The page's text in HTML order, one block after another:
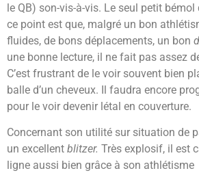
le QB) son-vis-à-vis. Le seul petit
ce point est que, malgré un bon
fluides, de bons déplacements, un bon
une bonne lecture, il ne fait pas assez
C’est frustrant de le voir souvent bien
balle d’un cheveux. Il faudra encore
pour le voir devenir létal en couverture.
Concernant son utilité sur situation de
un excellent blitzer. Très explosif, il est
ligne aussi bien grâce à son athlétisme